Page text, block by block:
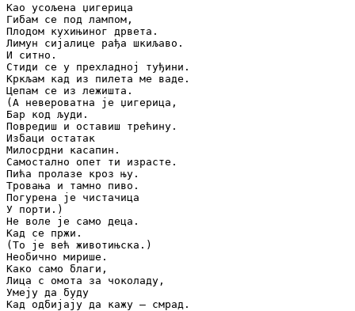
Као усољена џигерица
Гибам се под лампом,
Плодом кухињиног дрвета.
Лимун сијалице рађа шкиљаво.
И ситно.
Стиди се у прехладној туђини.
Кркљам кад из пилета ме ваде.
Цепам се из лежишта.
(А невероватна је џигерица,
Бар код људи.
Повредиш и оставиш трећину.
Избаци остатак
Милосрдни касапин.
Самостално опет ти израсте.
Пића пролазе кроз њу.
Тровања и тамно пиво.
Погурена је чистачица
У порти.)
Не воле је само деца.
Кад се пржи.
(То је већ животињска.)
Необично мирише.
Како само благи,
Лица с омота за чоколаду,
Умеју да буду
Кад одбијају да кажу – смрад.